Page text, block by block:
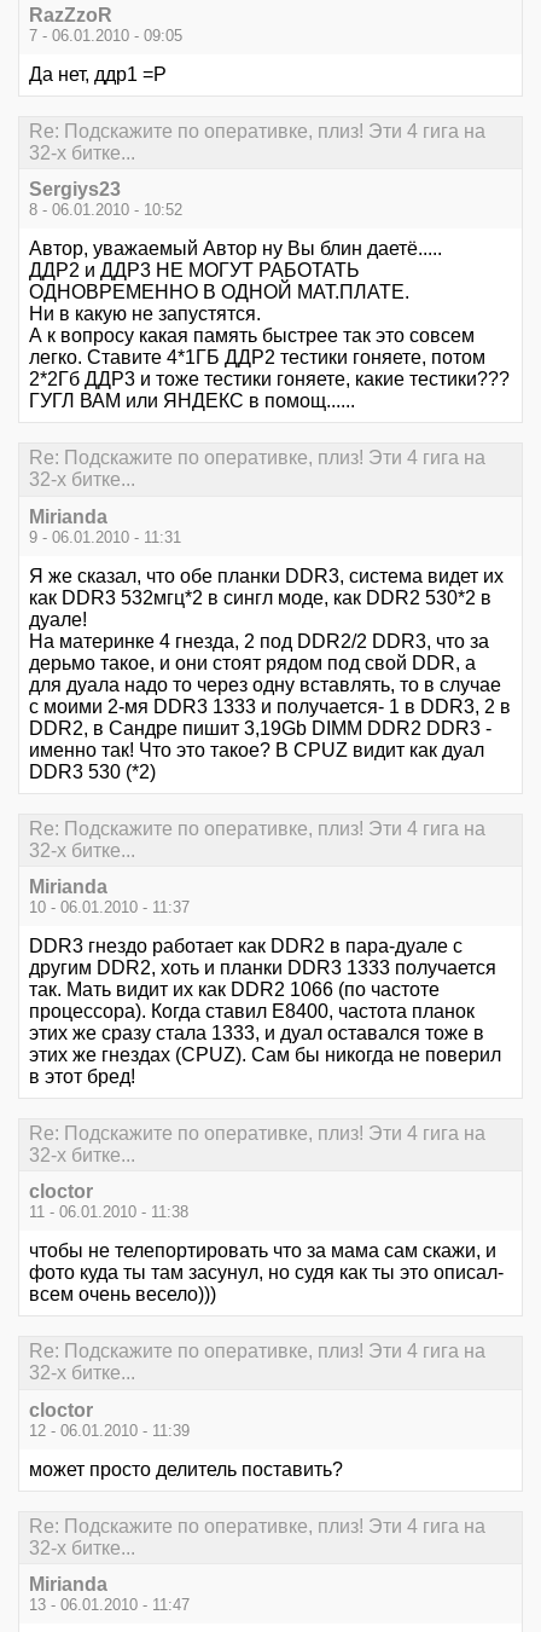
RazZzoR
7 - 06.01.2010 - 09:05
Да нет, ддр1 =Р
Re: Подскажите по оперативке, плиз! Эти 4 гига на
32-х битке...
Sergiys23
8 - 06.01.2010 - 10:52
Автор, уважаемый Автор ну Вы блин даетё.....
ДДР2 и ДДР3 НЕ МОГУТ РАБОТАТЬ
ОДНОВРЕМЕННО В ОДНОЙ МАТ.ПЛАТЕ.
Ни в какую не запустятся.
А к вопросу какая память быстрее так это совсем
легко. Ставите 4*1ГБ ДДР2 тестики гоняете, потом
2*2Гб ДДР3 и тоже тестики гоняете, какие тестики???
ГУГЛ ВАМ или ЯНДЕКС в помощ......
Re: Подскажите по оперативке, плиз! Эти 4 гига на
32-х битке...
Mirianda
9 - 06.01.2010 - 11:31
Я же сказал, что обе планки DDR3, система видет их
как DDR3 532мгц*2 в сингл моде, как DDR2 530*2 в
дуале!
На материнке 4 гнезда, 2 под DDR2/2 DDR3, что за
дерьмо такое, и они стоят рядом под свой DDR, а
для дуала надо то через одну вставлять, то в случае
с моими 2-мя DDR3 1333 и получается- 1 в DDR3, 2 в
DDR2, в Сандре пишит 3,19Gb DIMM DDR2 DDR3 -
именно так! Что это такое? В CPUZ видит как дуал
DDR3 530 (*2)
Re: Подскажите по оперативке, плиз! Эти 4 гига на
32-х битке...
Mirianda
10 - 06.01.2010 - 11:37
DDR3 гнездо работает как DDR2 в пара-дуале с
другим DDR2, хоть и планки DDR3 1333 получается
так. Мать видит их как DDR2 1066 (по частоте
процессора). Когда ставил Е8400, частота планок
этих же сразу стала 1333, и дуал оставался тоже в
этих же гнездах (СPUZ). Сам бы никогда не поверил
в этот бред!
Re: Подскажите по оперативке, плиз! Эти 4 гига на
32-х битке...
cloctor
11 - 06.01.2010 - 11:38
чтобы не телепортировать что за мама сам скажи, и
фото куда ты там засунул, но судя как ты это описал-
всем очень весело)))
Re: Подскажите по оперативке, плиз! Эти 4 гига на
32-х битке...
cloctor
12 - 06.01.2010 - 11:39
может просто делитель поставить?
Re: Подскажите по оперативке, плиз! Эти 4 гига на
32-х битке...
Mirianda
13 - 06.01.2010 - 11:47